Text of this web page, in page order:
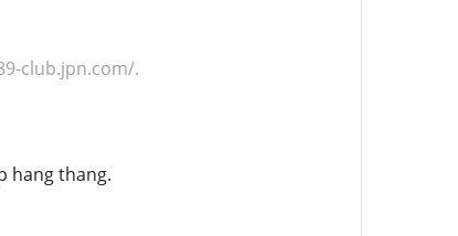
club.jpn.com/.
hang thang.